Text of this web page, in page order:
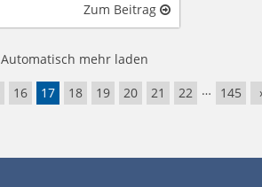
Zum Beitrag
Automatisch mehr laden
16 17 18 19 20 21 22 … 145